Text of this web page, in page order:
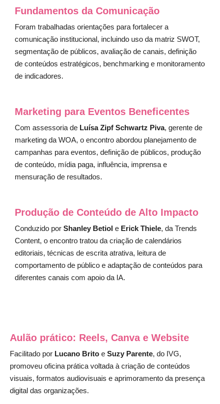
Fundamentos da Comunicação
Foram trabalhadas orientações para fortalecer a
comunicação institucional, incluindo uso da matriz SWOT,
segmentação de públicos, avaliação de canais, definição
de conteúdos estratégicos, benchmarking e monitoramento
de indicadores.
Marketing para Eventos Beneficentes
Com assessoria de Luísa Zipf Schwartz Piva, gerente de
marketing da WOA, o encontro abordou planejamento de
campanhas para eventos, definição de públicos, produção
de conteúdo, mídia paga, influência, imprensa e
mensuração de resultados.
Produção de Conteúdo de Alto Impacto
Conduzido por Shanley Betiol e Erick Thiele, da Trends
Content, o encontro tratou da criação de calendários
editoriais, técnicas de escrita atrativa, leitura de
comportamento de público e adaptação de conteúdos para
diferentes canais com apoio da IA.
Aulão prático: Reels, Canva e Website
Facilitado por Lucano Brito e Suzy Parente, do IVG,
promoveu oficina prática voltada à criação de conteúdos
visuais, formatos audiovisuais e aprimoramento da presença
digital das organizações.